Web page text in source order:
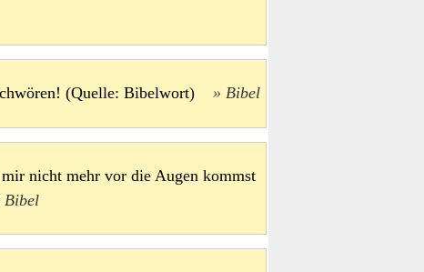
(Quelle: Bibelwort) Bibel
nicht mehr vor die Augen kommst
Bibel